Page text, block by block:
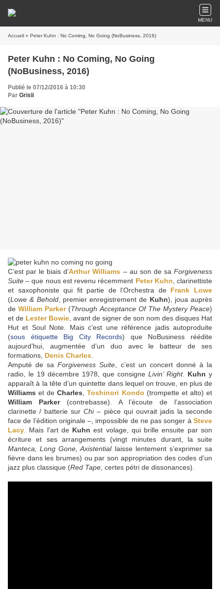
MENU
Accueil » Peter Kuhn : No Coming, No Going (NoBusiness, 2016)
Peter Kuhn : No Coming, No Going
(NoBusiness, 2016)
Publié le 07/12/2016 à 10:30
Par Grisli
C’est par le biais d’Arthur Williams – au son de sa Forgiveness
Suite – que nous est revenu récemment Peter Kuhn , clarinettiste
et saxophoniste qui fit partie de l’Orchestra deFrank Lowe
(Lowe & Behold, premier enregistrement de Kuhn), joua auprès
de William Parker(Through Acceptance Of The Mystery Peace)
et de Lester Bowie , avant de signer de son nom des disques Hat
Hut et Soul Note. Mais c’est une référence jadis autoproduite
(sous étiquette Big City Records) que NoBusiness réédite
aujourd’hui, augmentée d’un duo avec le batteur de ses
formations, Denis Charles
Amputé de saForgiveness Suite , c’est un concert donné à la
radio, le 19 décembre 1978, que consigne Livin’ Right. Kuhn y
apparaît à la tête d’un quintette dans lequel on trouve, en plus de
Williams et deCharles ,Toshinori Kondo (trompette et alto) et
William Parker(contrebasse). A l’écoute de l’association
clarinette / batterie surChi– pièce qui ouvrait jadis la seconde
face de l’édition originale –, impossible de ne pas songer à Steve
Lacy . Mais l'art de Kuhn est volage, qui brille ensuite par son
écriture et ses arrangements (vingt minutes durant, la suite
Manteca, Long Gone, Axistentiallaisse lentement s’exprimer sa
fièvre dans les brumes) ou par son appropriation des codes d’un
jazz plus classique (Red Tape , certes pétri de dissonances).